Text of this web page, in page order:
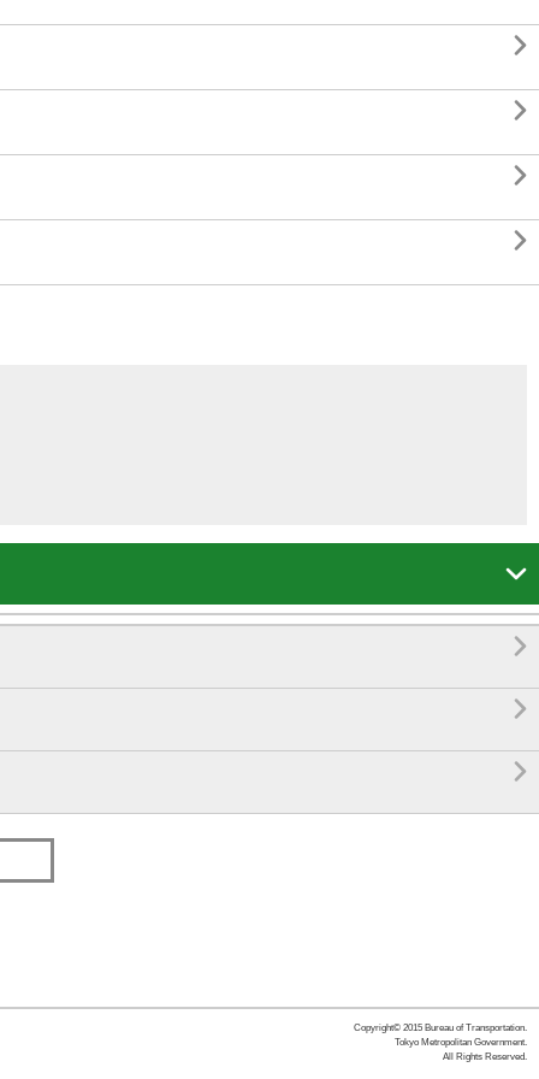








Copyright© 2015 Bureau of Transportation.
Tokyo Metropolitan Government.
All Rights Reserved.